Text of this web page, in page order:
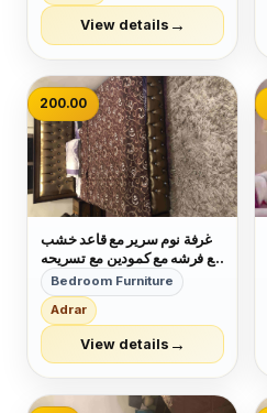
View details →
200.00
غرفة نوم سرير مع قاعد خشب
مع فرشه مع كمودين مع تسريحه
مرايا بدون خزانه سعر ٢٠٠ دينار
رقم خاص ٠٧٧٨٢٥٨٨١٠
Bedroom Furniture
Adrar
View details →